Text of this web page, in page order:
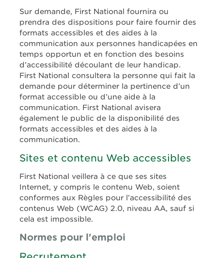
Sur demande, First National fournira ou
prendra des dispositions pour faire fournir des
formats accessibles et des aides à la
communication aux personnes handicapées en
temps opportun et en fonction des besoins
d’accessibilité découlant de leur handicap.
First National consultera la personne qui fait la
demande pour déterminer la pertinence d’un
format accessible ou d’une aide à la
communication. First National avisera
également le public de la disponibilité des
formats accessibles et des aides à la
communication.
Sites et contenu Web accessibles
First National veillera à ce que ses sites
Internet, y compris le contenu Web, soient
conformes aux Règles pour l’accessibilité des
contenus Web (WCAG) 2.0, niveau AA, sauf si
cela est impossible.
Normes pour l'emploi